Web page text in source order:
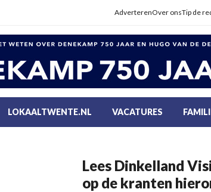
AdverterenOver onsTip de
LOKAALTWENTE.NL VACATURES
Lees Dinkelland
op de kranten